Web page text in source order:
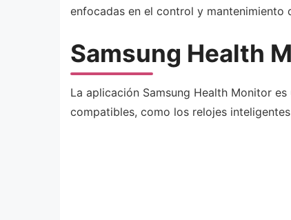
enfocadas en el control y mantenimiento
Samsung Health
La aplicación Samsung Health Monitor
compatibles, como los relojes